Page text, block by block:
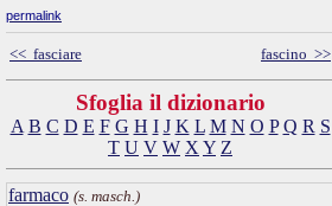
permalink
<< fasciare fascino >>
Sfoglia il dizionario
A B C D E F G H I J K L M N O P Q R S
T U V W X Y Z
farmaco (s. masch.)